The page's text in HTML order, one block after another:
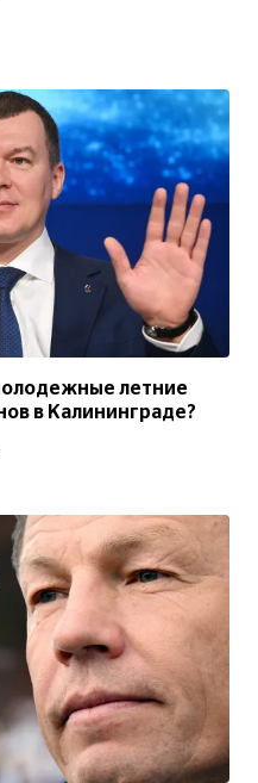
летние
в Калининграде?